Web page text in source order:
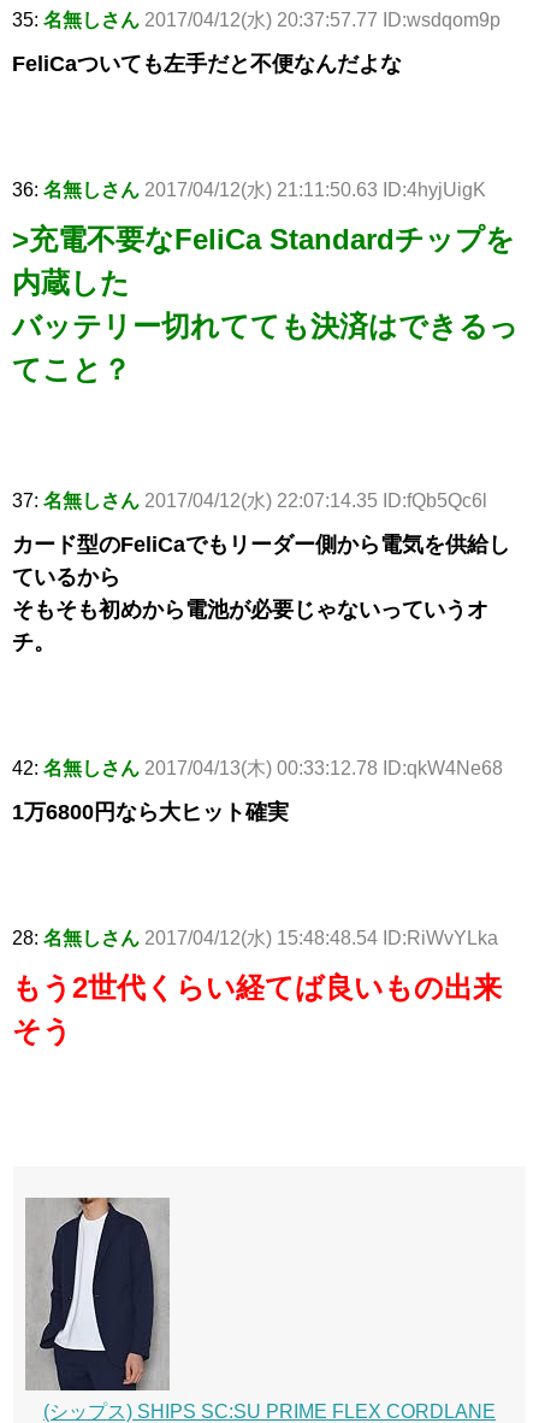
35: 名無しさん 2017/04/12(水) 20:37:57.77 ID:wsdqom9p
FeliCaついても左手だと不便なんだよな
36: 名無しさん 2017/04/12(水) 21:11:50.63 ID:4hyjUigK
>充電不要なFeliCa Standardチップを
内蔵した
バッテリー切れてても決済はできるっ
てこと？
37: 名無しさん 2017/04/12(水) 22:07:14.35 ID:fQb5Qc6l
カード型のFeliCaでもリーダー側から電気を供給し
ているから
そもそも初めから電池が必要じゃないっていうオ
チ。
42: 名無しさん 2017/04/13(木) 00:33:12.78 ID:qkW4Ne68
1万6800円なら大ヒット確実
28: 名無しさん 2017/04/12(水) 15:48:48.54 ID:RiWvYLka
もう2世代くらい経てば良いもの出来
そう
(シップス) SHIPS SC:SU PRIME FLEX CORDLANE